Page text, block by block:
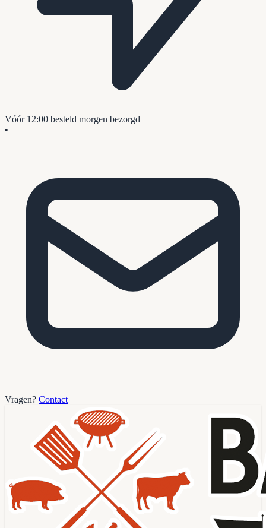
Vóór 12:00 besteld morgen bezorgd
•
Vragen? Contact